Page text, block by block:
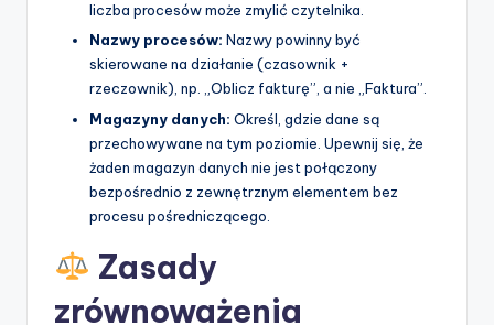
liczba procesów może zmylić czytelnika.
Nazwy procesów: Nazwy powinny być
skierowane na działanie (czasownik +
rzeczownik), np. „Oblicz fakturę”, a nie „Faktura”.
Magazyny danych: Określ, gdzie dane są
przechowywane na tym poziomie. Upewnij się, że
żaden magazyn danych nie jest połączony
bezpośrednio z zewnętrznym elementem bez
procesu pośredniczącego.
Zasady
zrównoważenia